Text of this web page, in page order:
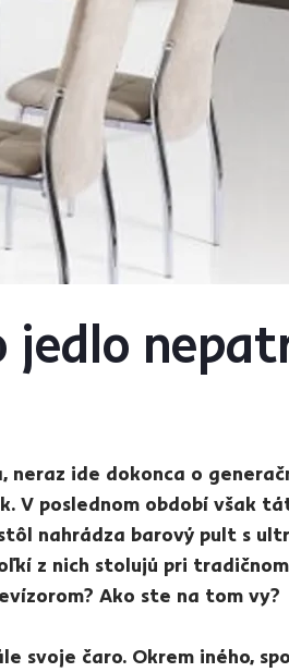
jedlo
neraz ide dokonca o
V poslednom období však
nahrádza barový pult s
z nich stolujú pri tradičnom
Ako ste na tom vy?
svoje čaro. Okrem iného,